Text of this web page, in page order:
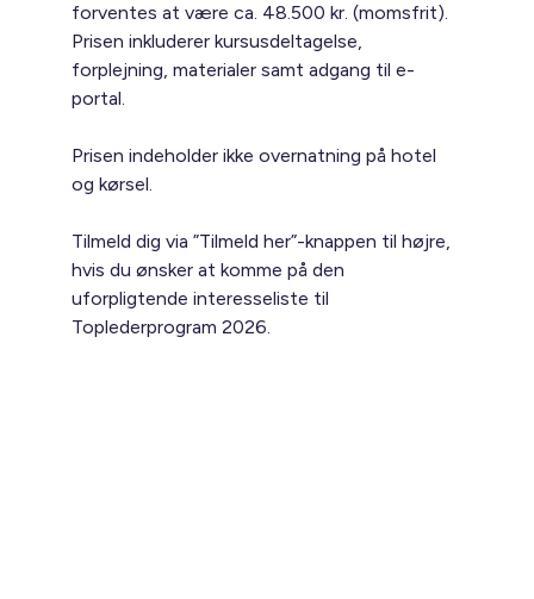
forventes at være ca. 48.500 kr. (momsfrit).
Prisen inkluderer kursusdeltagelse,
forplejning, materialer samt adgang til e-
portal.
Prisen indeholder ikke overnatning på hotel
og kørsel.
Tilmeld dig via ”Tilmeld her”-knappen til højre,
hvis du ønsker at komme på den
uforpligtende interesseliste til
Toplederprogram 2026.